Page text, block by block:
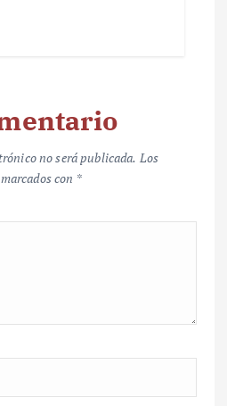
no será publicada. Los
con *